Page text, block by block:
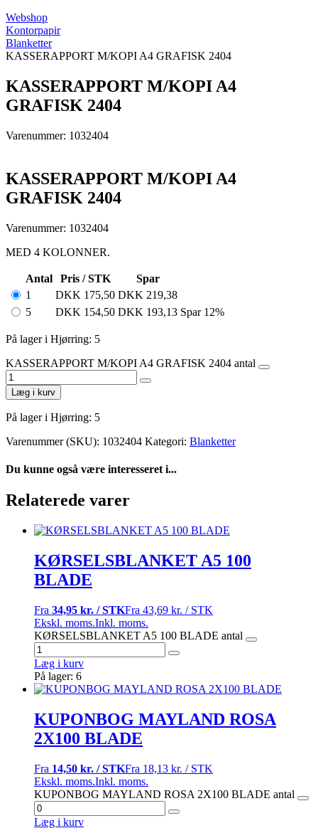
Webshop
Kontorpapir
Blanketter
KASSERAPPORT M/KOPI A4 GRAFISK 2404
KASSERAPPORT M/KOPI A4
GRAFISK 2404
Varenummer: 1032404
KASSERAPPORT M/KOPI A4
GRAFISK 2404
Varenummer: 1032404
MED 4 KOLONNER.
Antal Pris / STK
Spar
1
DKK 175,50 DKK 219,38
5
DKK 154,50 DKK 193,13 Spar 12%
På lager i Hjørring: 5
KASSERAPPORT M/KOPI A4 GRAFISK 2404 antal
Læg i kurv
På lager i Hjørring: 5
Varenummer (SKU): 1032404 Kategori: Blanketter
Du kunne også være interesseret i...
Relaterede varer
KØRSELSBLANKET A5 100
BLADE
Fra 34,95 kr. / STKFra 43,69 kr. / STK
Ekskl. moms.Inkl. moms.
KØRSELSBLANKET A5 100 BLADE antal
Læg i kurv
På lager: 6
KUPONBOG MAYLAND ROSA
2X100 BLADE
Fra 14,50 kr. / STKFra 18,13 kr. / STK
Ekskl. moms.Inkl. moms.
KUPONBOG MAYLAND ROSA 2X100 BLADE antal
Læg i kurv